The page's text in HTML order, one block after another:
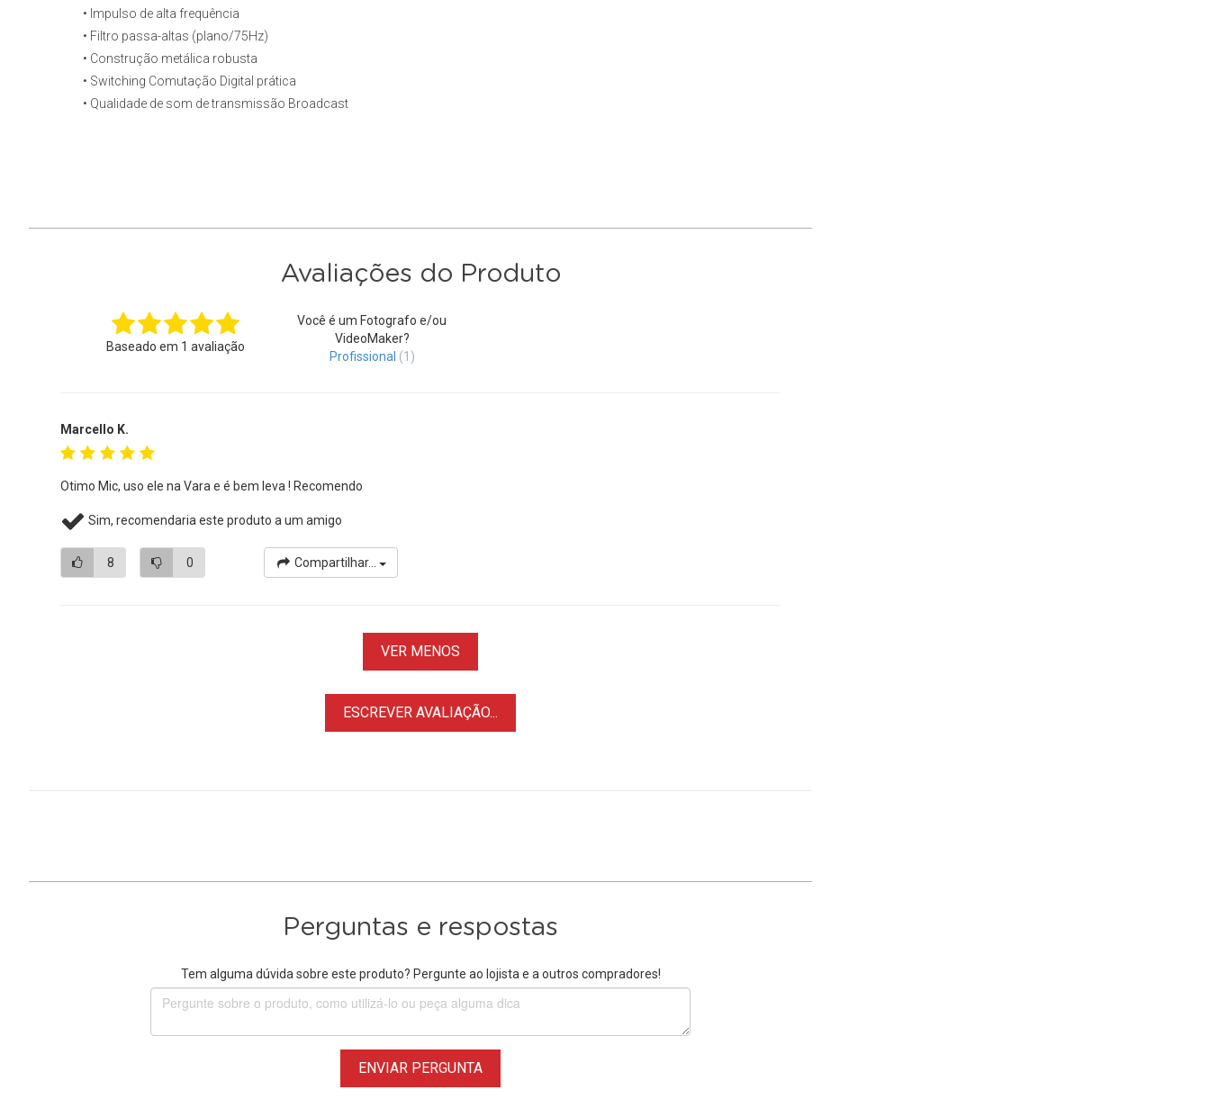
• Impulso de alta frequência
• Filtro passa-altas (plano/75Hz)
• Construção metálica robusta
• Switching Comutação Digital prática
• Qualidade de som de transmissão Broadcast
Avaliações do Produto
Baseado em 1 avaliação
Você é um Fotografo e/ou
VideoMaker?
Profissional (1)
Marcello K.
Otimo Mic, uso ele na Vara e é bem leva ! Recomendo
Sim, recomendaria este produto a um amigo
8 0 Compartilhar...
VER MENOS
ESCREVER AVALIAÇÃO...
Perguntas e respostas
Tem alguma dúvida sobre este produto? Pergunte ao lojista e a outros compradores!
ENVIAR PERGUNTA